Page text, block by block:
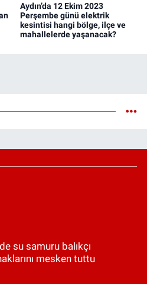
Aydın’da 12 Ekim 2023
Perşembe günü elektrik
kesintisi hangi bölge, ilçe ve
mahallelerde yaşanacak?
su samuru balıkçı
mesken tuttu